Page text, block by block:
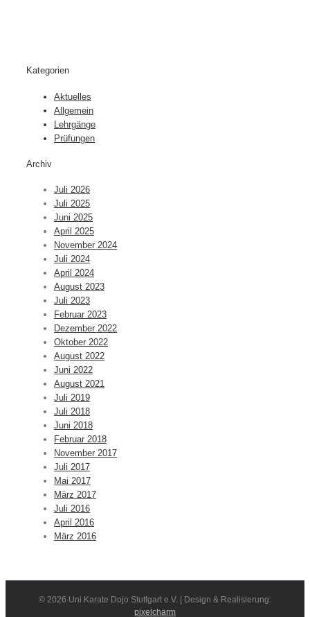
Kategorien
Aktuelles
Allgemein
Lehrgänge
Prüfungen
Archiv
Juli 2026
Juli 2025
Juni 2025
April 2025
November 2024
Juli 2024
April 2024
August 2023
Juli 2023
Februar 2023
Dezember 2022
Oktober 2022
August 2022
Juni 2022
August 2021
Juli 2019
Juli 2018
Juni 2018
Februar 2018
November 2017
Juli 2017
Mai 2017
März 2017
Juli 2016
April 2016
März 2016
© 2026 Uni Karate Dojo Stuttgart e.V. | Design & Realisierung:
pixelcharm